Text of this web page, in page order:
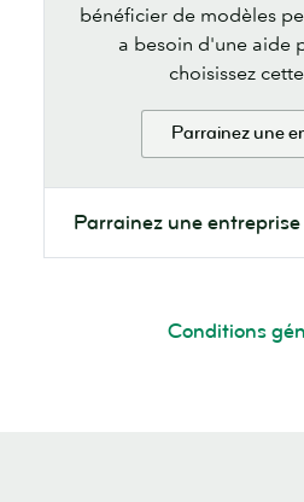
bénéficier de modèles
a besoin d'une aide
choisissez
Parrainez une
Parrainez une entreprise
Conditions